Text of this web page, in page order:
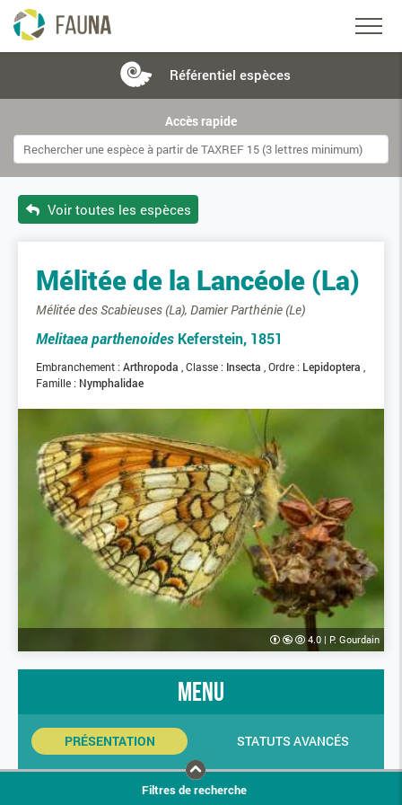
Référentiel espèces
Accès rapide
Voir toutes les espèces
Mélitée de la Lancéole (La)
Mélitée des Scabieuses (La), Damier Parthénie (Le)
Melitaea parthenoides Keferstein, 1851
Embranchement : Arthropoda Classe : Insecta Ordre : Lepidoptera
Famille : Nymphalidae
4.0 | P. Gourdain
menu
PRÉSENTATION STATUTS AVANCÉS
INDICATEURS SINP
PHOTOS
Filtres de recherche